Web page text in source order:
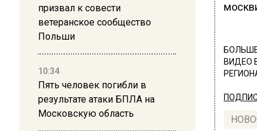
призвал к совести
ветеранское сообщество
Польши
10:34
Пять человек погибли в
результате атаки БПЛА на
Московскую область
ВИДЕО